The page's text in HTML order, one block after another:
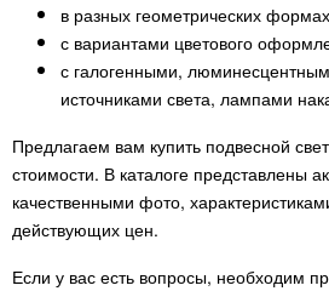
в разных геометрических
с вариантами цветового
с галогенными,
источниками света, лампами
Предлагаем вам купить подвесной
стоимости. В каталоге представлены
качественными фото,
действующих цен.
Если у вас есть вопросы, необходим